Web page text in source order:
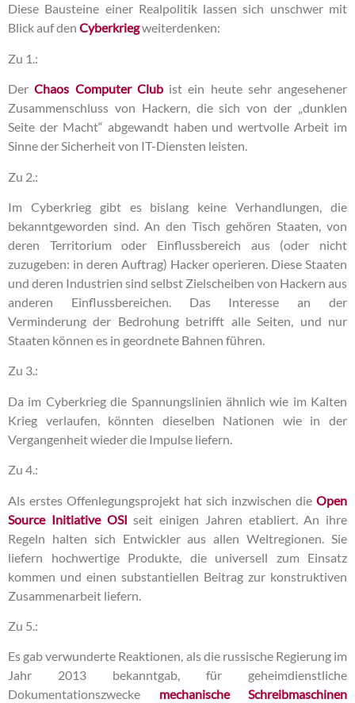
Diese Bausteine einer Realpolitik lassen sich unschwer mit
Blick auf den Cyberkriegweiterdenken:
Zu 1.:
DerChaos Computer Clubist ein heute sehr angesehener
Zusammenschluss von Hackern, die sich von der „dunklen
Seite der Macht“ abgewandt haben und wertvolle Arbeit im
Sinne der Sicherheit von IT-Diensten leisten.
Zu 2.:
Im Cyberkrieg gibt es bislang keine Verhandlungen, die
bekanntgeworden sind. An den Tisch gehören Staaten, von
deren Territorium oder Einflussbereich aus (oder nicht
zuzugeben: in deren Auftrag) Hacker operieren. Diese Staaten
und deren Industrien sind selbst Zielscheiben von Hackern aus
anderen Einflussbereichen. Das Interesse an der
Verminderung der Bedrohung betrifft alle Seiten, und nur
Staaten können es in geordnete Bahnen führen.
Zu 3.:
Da im Cyberkrieg die Spannungslinien ähnlich wie im Kalten
Krieg verlaufen, könnten dieselben Nationen wie in der
Vergangenheit wieder die Impulse liefern.
Zu 4.:
Als erstes Offenlegungsprojekt hat sich inzwischen die Open
Source Initiative OSI seit einigen Jahren etabliert. An ihre
Regeln halten sich Entwickler aus allen Weltregionen. Sie
liefern hochwertige Produkte, die universell zum Einsatz
kommen und einen substantiellen Beitrag zur konstruktiven
Zusammenarbeit liefern.
Zu 5.:
Es gab verwunderte Reaktionen, als die russische Regierung im
Jahr 2013 bekanntgab, für geheimdienstliche
Dokumentationszwecke mechanische Schreibmaschinen